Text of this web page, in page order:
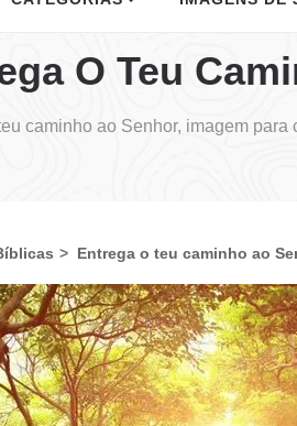
O Teu
caminho ao Senhor, imagem
Entrega o teu caminho ao